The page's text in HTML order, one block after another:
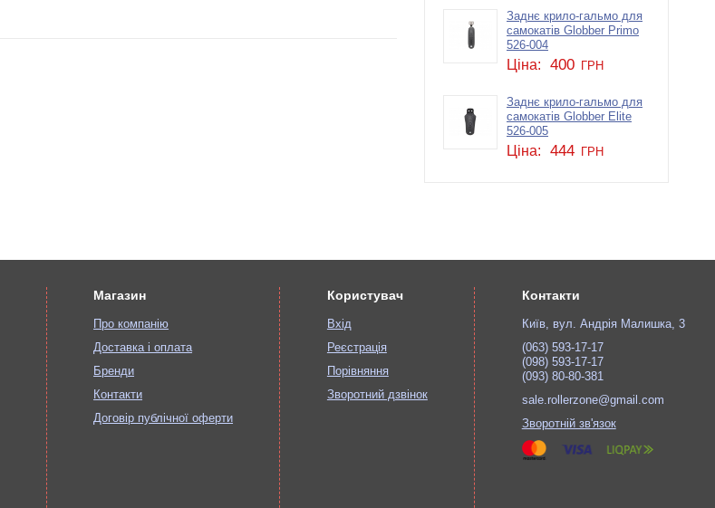
Заднє крило-гальмо для
самокатів Globber Primo
526-004
Ціна: 400 ГРН
Заднє крило-гальмо для
самокатів Globber Elite
526-005
Ціна: 444 ГРН
Магазин
Про компанію
Доставка і оплата
Бренди
Контакти
Договір публічної оферти
Користувач
Вхід
Реєстрація
Порівняння
Зворотний дзвінок
Контакти
Київ, вул. Андрія Малишка, 3
(063) 593-17-17
(098) 593-17-17
(093) 80-80-381
sale.rollerzone@gmail.com
Зворотній зв'язок